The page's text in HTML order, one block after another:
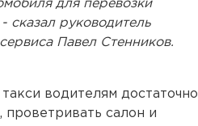
для перевозки
сказал руководитель
Павел Стенников.
водителям достаточно
салон и